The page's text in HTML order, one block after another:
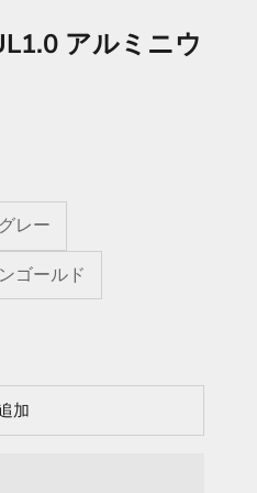
アルミニウ
レー
ゴールド
加